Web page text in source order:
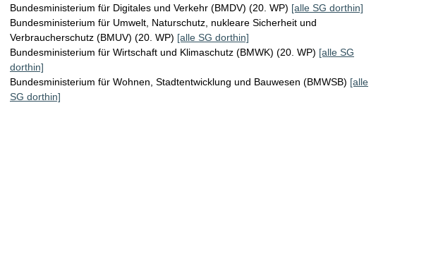
Bundesministerium für Digitales und Verkehr (BMDV) (20. WP) [alle SG dorthin]
Bundesministerium für Umwelt, Naturschutz, nukleare Sicherheit und
Verbraucherschutz (BMUV) (20. WP) [alle SG dorthin]
Bundesministerium für Wirtschaft und Klimaschutz (BMWK) (20. WP) [alle SG
dorthin]
Bundesministerium für Wohnen, Stadtentwicklung und Bauwesen (BMWSB) [alle
SG dorthin]